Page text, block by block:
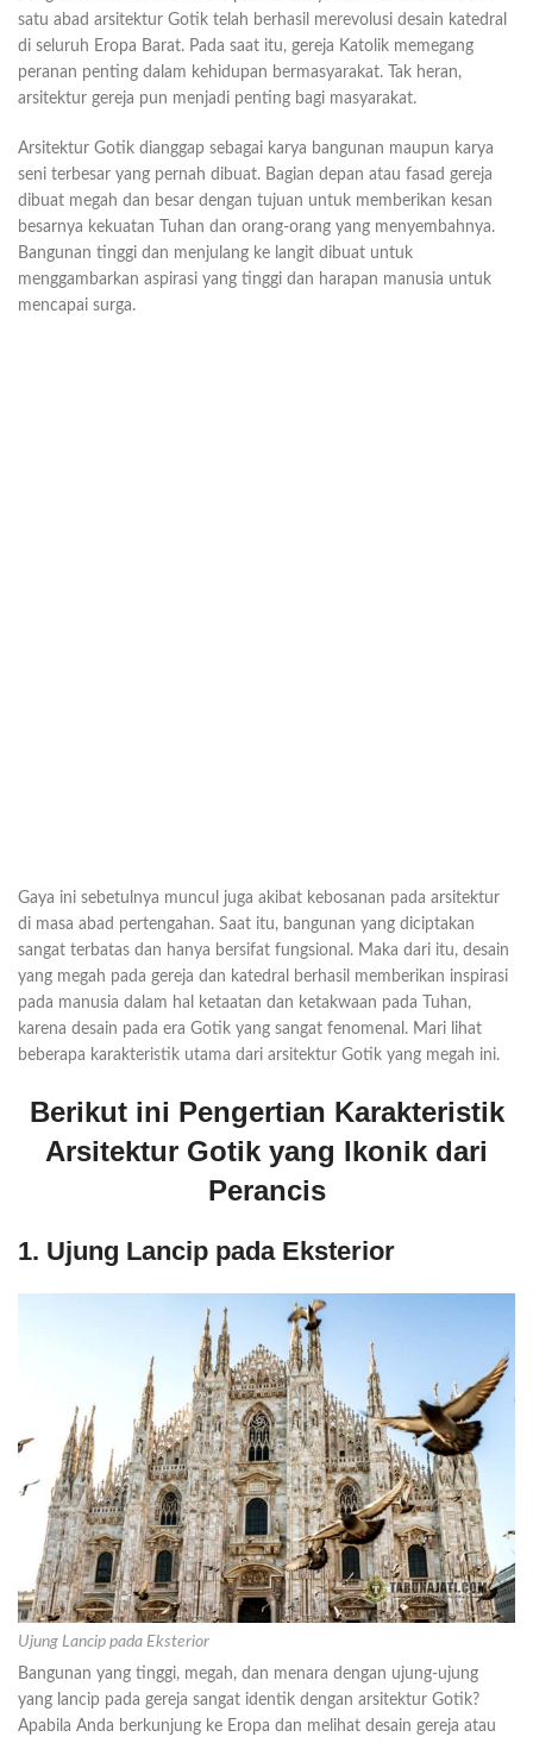
satu abad arsitektur Gotik telah berhasil merevolusi desain katedral
di seluruh Eropa Barat. Pada saat itu, gereja Katolik memegang
peranan penting dalam kehidupan bermasyarakat. Tak heran,
arsitektur gereja pun menjadi penting bagi masyarakat.
Arsitektur Gotik dianggap sebagai karya bangunan maupun karya
seni terbesar yang pernah dibuat. Bagian depan atau fasad gereja
dibuat megah dan besar dengan tujuan untuk memberikan kesan
besarnya kekuatan Tuhan dan orang-orang yang menyembahnya.
Bangunan tinggi dan menjulang ke langit dibuat untuk
menggambarkan aspirasi yang tinggi dan harapan manusia untuk
mencapai surga.
Gaya ini sebetulnya muncul juga akibat kebosanan pada arsitektur
di masa abad pertengahan. Saat itu, bangunan yang diciptakan
sangat terbatas dan hanya bersifat fungsional. Maka dari itu, desain
yang megah pada gereja dan katedral berhasil memberikan inspirasi
pada manusia dalam hal ketaatan dan ketakwaan pada Tuhan,
karena desain pada era Gotik yang sangat fenomenal. Mari lihat
beberapa karakteristik utama dari arsitektur Gotik yang megah ini.
Berikut ini Pengertian Karakteristik
Arsitektur Gotik yang Ikonik dari
Perancis
1. Ujung Lancip pada Eksterior
Ujung Lancip pada Eksterior
Bangunan yang tinggi, megah, dan menara dengan ujung-ujung
yang lancip pada gereja sangat identik dengan arsitektur Gotik?
Apabila Anda berkunjung ke Eropa dan melihat desain gereja atau